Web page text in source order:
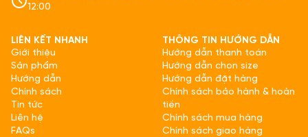
12:00
LIÊN KẾT NHANH
Giới thiệu
Sản phẩm
Hướng dẫn
Chính sách
Tin tức
Liên hệ
FAQs
THÔNG TIN HƯỚNG DẪN
Hướng dẫn thanh toán
Hướng dẫn chọn size
Hướng dẫn đặt hàng
Chính sách bảo hành & hoàn
tiền
Chính sách mua hàng
Chính sách giao hàng